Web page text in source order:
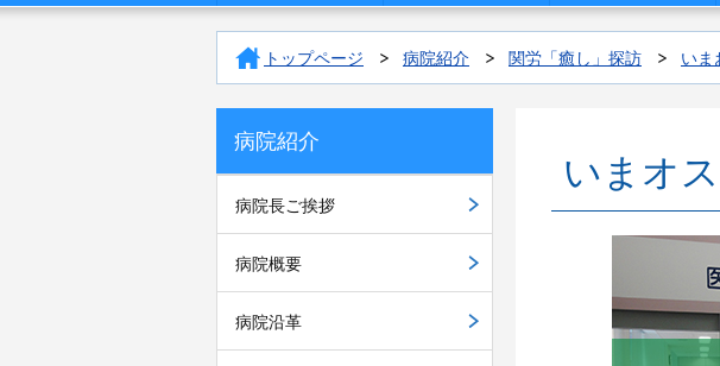
トップページ 病院紹介 関労「癒し」探訪 いま
いまオ
病院紹介
病院長ご挨拶
病院概要
病院沿革